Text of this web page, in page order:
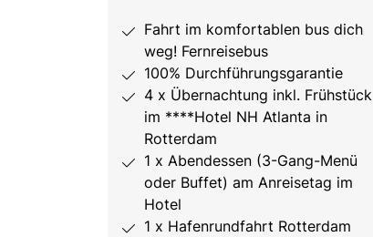
Fahrt im komfortablen bus dich
weg! Fernreisebus
100% Durchführungsgarantie
4 x Übernachtung inkl. Frühstück
im ****Hotel NH Atlanta in
Rotterdam
1 x Abendessen (3-Gang-Menü
oder Buffet) am Anreisetag im
Hotel
1 x Hafenrundfahrt Rotterdam